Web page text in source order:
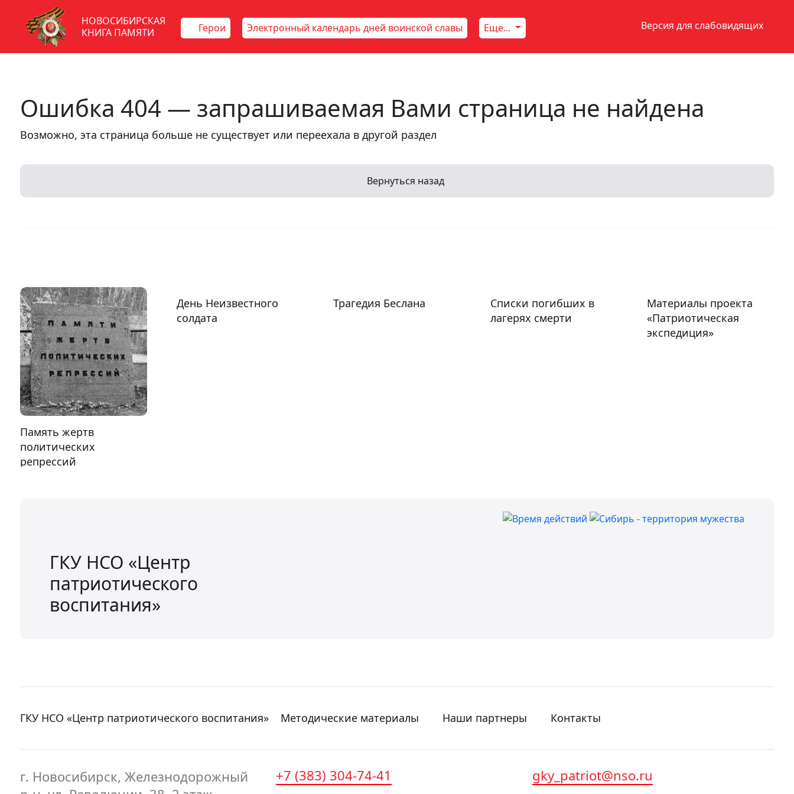
НОВОСИБИРСКАЯ
КНИГА ПАМЯТИ
Герои Электронный календарь дней воинской славы Еще... Версия для слабовидящих
Ошибка 404 — запрашиваемая Вами страница не найдена
Возможно, эта страница больше не существует или переехала в другой раздел
Вернуться назад
Память жертв
политических
репрессий
День Неизвестного
солдата
Трагедия Беслана
Списки погибших в
лагерях смерти
Материалы проекта
«Патриотическая
экспедиция»
ГКУ НСО «Центр
патриотического
воспитания»
ГКУ НСО «Центр патриотического воспитания» Методические материалы Наши партнеры Контакты
г. Новосибирск, Железнодорожный
+7 (383) 304-74-41 gky_patriot@nso.ru